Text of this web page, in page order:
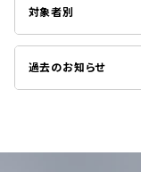
対象者別
過去のお知らせ